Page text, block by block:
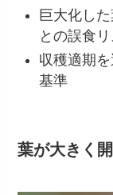
巨大化し
との誤食リ
収穫適期
基準
葉が大きく